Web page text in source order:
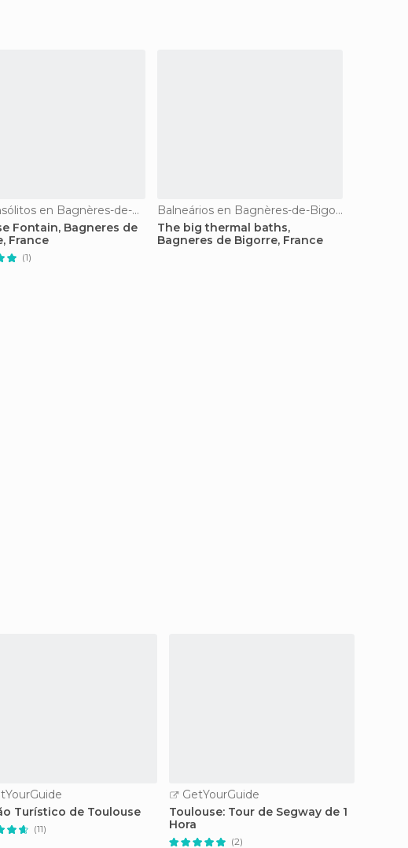
Sítios insólitos en Bagnères-de-Bigorre
Fontain, Bagneres de
France
(1)
Balneários en Bagnères-de-Bigorre
The big thermal baths,
Bagneres de Bigorre, France
Turístico de Toulouse
(11)
GetYourGuide
Toulouse: Tour de Segway de 1
Hora
(2)